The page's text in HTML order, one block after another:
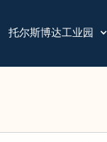
托尔斯博达工业园